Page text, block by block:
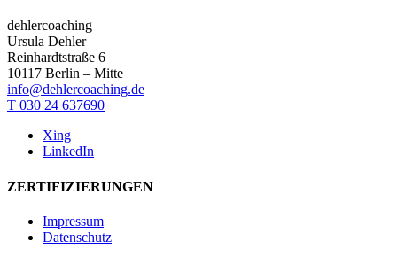
dehlercoaching
Ursula Dehler
Reinhardtstraße 6
10117 Berlin – Mitte
info@dehlercoaching.de
T 030 24 637690
Xing
LinkedIn
ZERTIFIZIERUNGEN
Impressum
Datenschutz